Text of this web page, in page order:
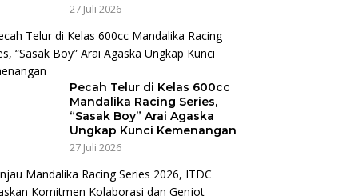
27 Juli 2026
Pecah Telur di Kelas 600cc
Mandalika Racing Series,
“Sasak Boy” Arai Agaska
Ungkap Kunci Kemenangan
27 Juli 2026